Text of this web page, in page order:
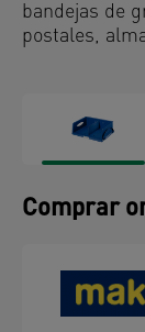
bandejas de
postales,
Comprar